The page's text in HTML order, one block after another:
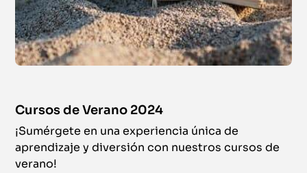
Cursos de Verano 2024
¡Sumérgete en una experiencia única de
aprendizaje y diversión con nuestros cursos de
verano!